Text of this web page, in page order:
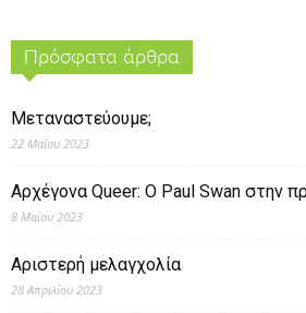
Πρόσφατα άρθρα
Μεταναστεύουμε;
22 Μαΐου 2023
Αρχέγονα Queer: O Paul Swan στην
8 Μαΐου 2023
Αριστερή μελαγχολία
28 Απριλίου 2023